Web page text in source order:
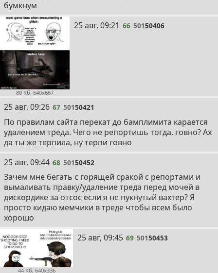
бумкнум
80 Кб, 640x667
66
25 авг, 09:21 66 50150406
67
25 авг, 09:26 67 50150421
По правилам сайта перекат до бамплимита карается
удалением треда. Чего не репортишь тогда, говно? Ах
да ты же терпила, ну терпи говно
68
25 авг, 09:44 68 50150452
Зачем мне бегать с горящей сракой с репортами и
вымаливать правку/удаление треда перед мочей в
дискордике за отсос если я не пукнутый вахтер? Я
просто кидаю мемчики в треде чтобы всем было
хорошо
44 Кб, 640x336
69
25 авг, 09:45 69 50150453